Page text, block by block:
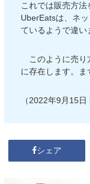
これでは販売方法
UberEatsは、ネ
ているようで違い
このように売
に存在します。ま
（2022年9月15日
シェア